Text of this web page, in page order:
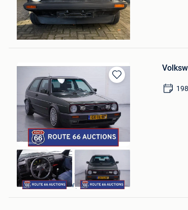
Nicole
Lommel
Bewaren
Mijn
Favorieten
Route 66 Auctions
Waalwijk